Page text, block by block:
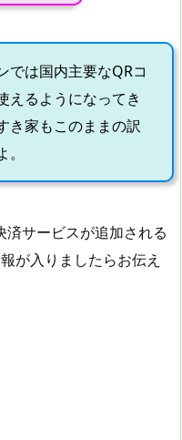
では国内主要なQRコ
えるようになってき
き家もこのままの訳
サービスが追加される
が入りましたらお伝え